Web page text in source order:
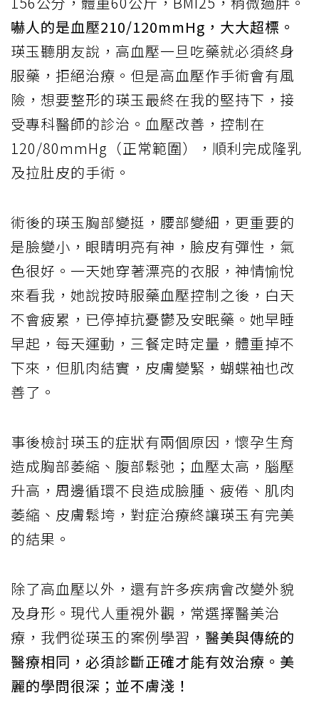
嚇人的是血壓210/120mmHg，大大超標。
瑛玉聽朋友說，高血壓一旦吃藥就必須終身
服藥，拒絕治療。但是高血壓作手術會有風
險，想要整形的瑛玉最終在我的堅持下，接
受專科醫師的診治。血壓改善，控制在
120/80mmHg（正常範圍），順利完成隆乳
及拉肚皮的手術。
術後的瑛玉胸部變挺，腰部變細，更重要的
是臉變小，眼睛明亮有神，臉皮有彈性，氣
色很好。一天她穿著漂亮的衣服，神情愉悅
來看我，她說按時服藥血壓控制之後，白天
不會疲累，已停掉抗憂鬱及安眠藥。她早睡
早起，每天運動，三餐定時定量，體重掉不
下來，但肌肉結實，皮膚變緊，蝴蝶袖也改
善了。
事後檢討瑛玉的症狀有兩個原因，懷孕生育
造成胸部萎縮、腹部鬆弛；血壓太高，腦壓
升高，周邊循環不良造成臉腫、疲倦、肌肉
萎縮、皮膚鬆垮，對症治療終讓瑛玉有完美
的結果。
除了高血壓以外，還有許多疾病會改變外貌
及身形。現代人重視外觀，常選擇醫美治
療，我們從瑛玉的案例學習， 醫美與傳統的
醫療相同，必須診斷正確才能有效治療。美
麗的學問很深；並不膚淺！